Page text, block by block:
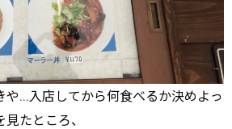
や…入店してから何食べるか決めよっ
見たところ、